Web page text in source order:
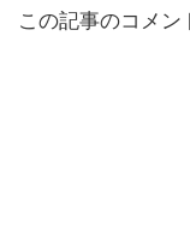
この記事のコメン